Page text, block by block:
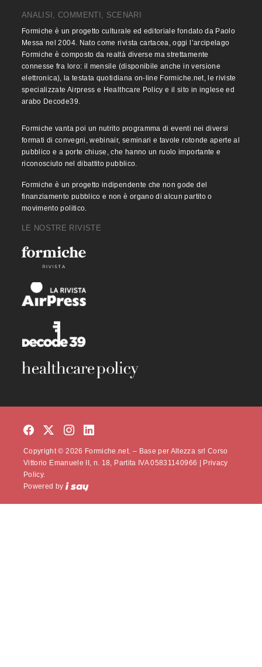
ANALISI, COMMENTI, SCENARI
Formiche è un progetto culturale ed editoriale fondato da Paolo
Messa nel 2004. Nato come rivista cartacea, oggi l’arcipelago
Formiche è composto da realtà diverse ma strettamente
connesse fra loro: il mensile (disponibile anche in versione
elettronica), la testata quotidiana on-line Formiche.net, le riviste
specializzate Airpress e Healthcare Policy e il sito in inglese ed
arabo Decode39.
Formiche vanta poi un nutrito programma di eventi nei diversi
formati di convegni, webinair, seminari e tavole rotonde aperte al
pubblico e a porte chiuse, che hanno un ruolo importante e
riconosciuto nel dibattito pubblico.
Formiche è un progetto indipendente che non gode del
finanziamento pubblico e non è organo di alcun partito o
movimento politico.
LE NOSTRE RIVISTE
Copyright © 2026 Formiche.net. – Base per Altezza srl Corso
Vittorio Emanuele II, n. 18, Partita IVA 05831140966 | Privacy
Policy.
Powered by